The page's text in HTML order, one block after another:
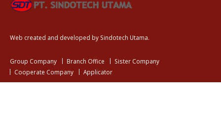
Web created and developed by Sindotech Utama.
Group Company Branch Office
Sister Company
Cooperate Company
Applicator